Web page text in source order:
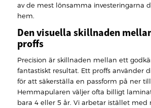
av de mest lönsamma investeringarna
hem.
Den visuella skillnaden
proffs
Precision är skillnaden mellan ett
fantastiskt resultat. Ett proffs använder
för att säkerställa en passform på ner
Hemmapularen väljer ofta billigt
bara 4 eller 5 år. Vi arbetar istället med